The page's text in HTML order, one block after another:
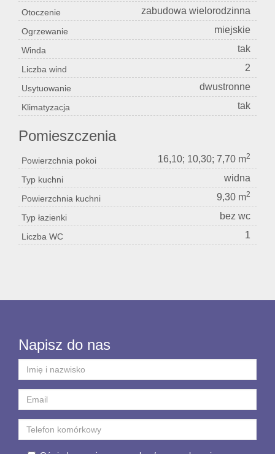
Otoczenie zabudowa wielorodzinna
Ogrzewanie miejskie
Winda tak
Liczba wind 2
Usytuowanie dwustronne
Klimatyzacja tak
Pomieszczenia
Powierzchnia pokoi 16,10; 10,30; 7,70 m2
Typ kuchni widna
Powierzchnia kuchni 9,30 m2
Typ łazienki bez wc
Liczba WC 1
Napisz do nas